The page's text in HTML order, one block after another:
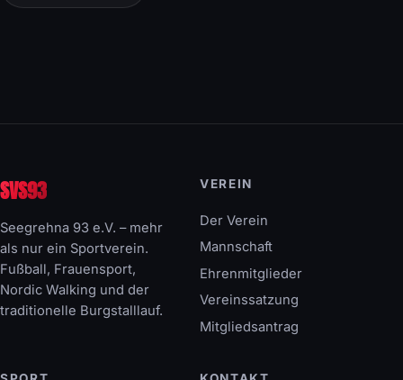
SVS93
Seegrehna 93 e.V. – mehr
als nur ein Sportverein.
Fußball, Frauensport,
Nordic Walking und der
traditionelle Burgstalllauf.
VEREIN
Der Verein
Mannschaft
Ehrenmitglieder
Vereinssatzung
Mitgliedsantrag